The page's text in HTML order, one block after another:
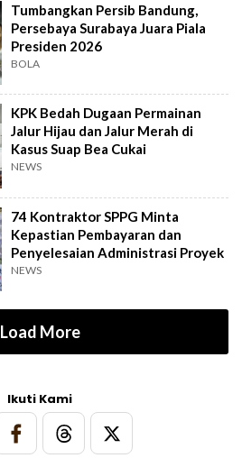
Tumbangkan Persib Bandung,
Persebaya Surabaya Juara Piala
Presiden 2026
BOLA
KPK Bedah Dugaan Permainan
Jalur Hijau dan Jalur Merah di
Kasus Suap Bea Cukai
NEWS
74 Kontraktor SPPG Minta
Kepastian Pembayaran dan
Penyelesaian Administrasi Proyek
NEWS
Load More
Ikuti Kami